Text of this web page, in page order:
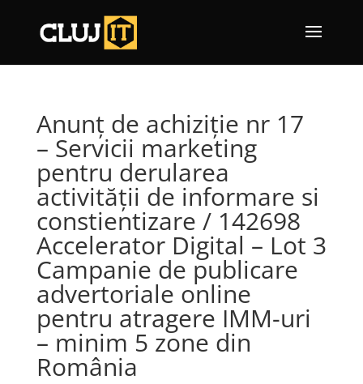
Anunț de achiziție nr 17
– Servicii marketing
pentru derularea
activității de informare si
constientizare / 142698
Accelerator Digital – Lot 3
Campanie de publicare
advertoriale online
pentru atragere IMM-uri
– minim 5 zone din
România